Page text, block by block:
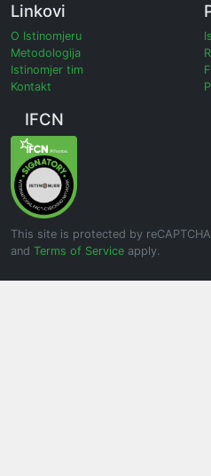
Linkovi
O Istinomjeru
Metodologija
Istinomjer tim
Kontakt
IFCN
This site is protected by
and Terms of Service apply.